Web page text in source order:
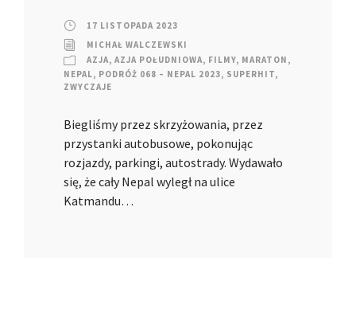
17 LISTOPADA 2023
MICHAŁ WALCZEWSKI
AZJA, AZJA POŁUDNIOWA, FILMY, MARATON ,
NEPAL, PODRÓŻ 068 – NEPAL 2023, SUPERHIT,
ZWYCZAJE
Biegliśmy przez skrzyżowania, przez
przystanki autobusowe, pokonując
rozjazdy, parkingi, autostrady. Wydawało
się, że cały Nepal wyległ na ulice
Katmandu…